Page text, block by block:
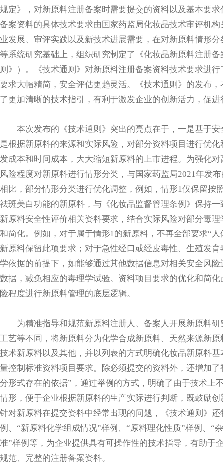
规定》，对新原料注册备案时需要提交的资料以及基本要
备案资料的具体技术要求由国家药监局化妆品技术审评机
业发展、审评实践以及新技术进展需要，在对新原料情形
等系统研究基础上，组织研究制定了《化妆品新原料注册
则》）。《技术通则》对新原料注册备案资料技术要求进
要求大幅精简，安全评估更趋灵活。《技术通则》的发布
了更加清晰的技术指引，有利于激发企业的创新活力，促
本次发布的《技术通则》突出的亮点在于，一是基于安
是根据新原料的来源和实际风险，对部分资料项目进行优
发成本和时间成本，大大缩短新原料的上市进程。为强化
风险程度对新原料进行情形分类，与国家药监局2021年发
相比，部分情形分类进行优化调整，例如，情形1仅保留按
祛斑美白功能的新原料，与《化妆品监督管理条例》保持
新原料安全性评价相关资料要求，结合实际风险对部分毒
和简化。例如，对于属于情形1的新原料，不再全部要求“
新原料保留此项要求；对于急性经口或经皮毒性、生殖发
学依据的前提下，如能够通过其他数据信息对相关安全风
数据，减免相应的毒理学试验。资料项目要求的优化和简
险程度进行新原料管理的底层逻辑。
为精准指导和规范新原料注册人、备案人开展新原料研
工艺等不同，将新原料分为化学合成新原料、天然来源新
技术新原料以及其他，并以列表的方式明确化妆品新原料
量控制标准资料项目要求。除必须提交的资料外，还增加
分形式存在的依据”，通过举例的方式，明确了由于技术上
情形，便于企业根据新原料的生产实际进行判断，既鼓励
针对新原料在提交资料中经常出现的问题，《技术通则》
例、“新原料化学组成情况”样例、“原料理化性质”样例、“
准”样例等，为企业提供具有可操作性的技术指导，有助于
规范、完整的注册备案资料。